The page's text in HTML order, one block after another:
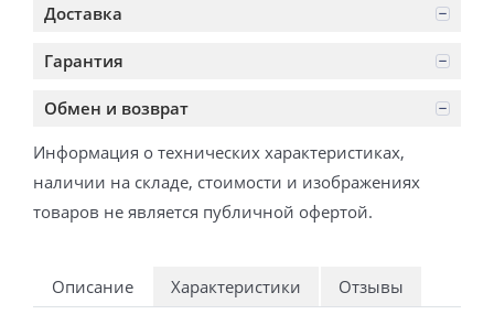
Доставка
Гарантия
Обмен и возврат
Информация о технических характеристиках,
наличии на складе, стоимости и изображениях
товаров не является публичной офертой.
Описание Характеристики Отзывы